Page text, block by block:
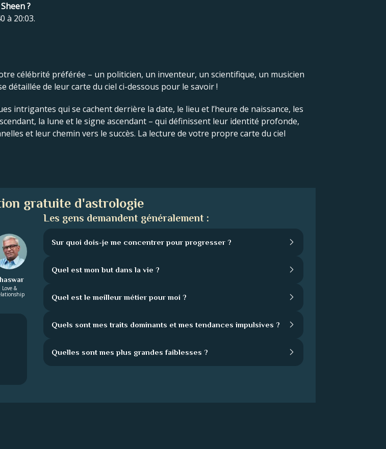
?
à 20:03.
célébrité préférée – un politicien, un inventeur, un scientifique, un musicien
détaillée de leur carte du ciel ci-dessous pour le savoir !
intrigantes qui se cachent derrière la date, le lieu et l’heure de naissance, les
la lune et le signe ascendant – qui définissent leur identité profonde,
et leur chemin vers le succès. La lecture de votre propre carte du ciel
gratuite d'astrologie
Love &
Les gens demandent généralement :
Sur quoi dois-je me concentrer pour progresser ?
Quel est mon but dans la vie ?
Quel est le meilleur métier pour moi ?
Quels sont mes traits dominants et mes tendances impulsives ?
Quelles sont mes plus grandes faiblesses ?